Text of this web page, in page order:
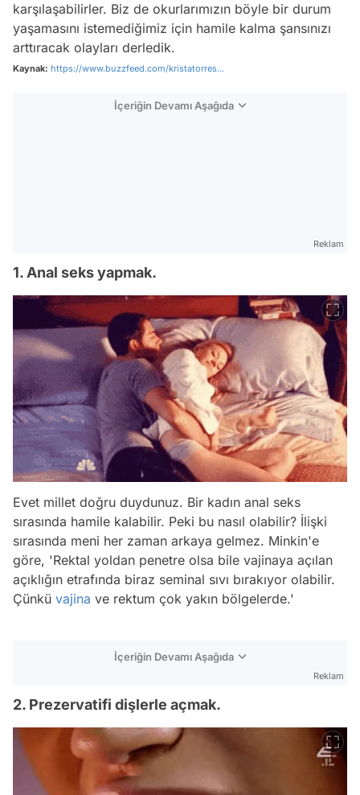
karşılaşabilirler. Biz de okurlarımızın böyle bir durum
yaşamasını istemediğimiz için hamile kalma şansınızı
arttıracak olayları derledik.
Kaynak: https://www.buzzfeed.com/kristatorres...
İçeriğin Devamı Aşağıda
Reklam
1. Anal seks yapmak.
Evet millet doğru duydunuz. Bir kadın anal seks
sırasında hamile kalabilir. Peki bu nasıl olabilir? İlişki
sırasında meni her zaman arkaya gelmez. Minkin'e
göre, 'Rektal yoldan penetre olsa bile vajinaya açılan
açıklığın etrafında biraz seminal sıvı bırakıyor olabilir.
Çünkü vajina ve rektum çok yakın bölgelerde.'
İçeriğin Devamı Aşağıda
Reklam
2. Prezervatifi dişlerle açmak.